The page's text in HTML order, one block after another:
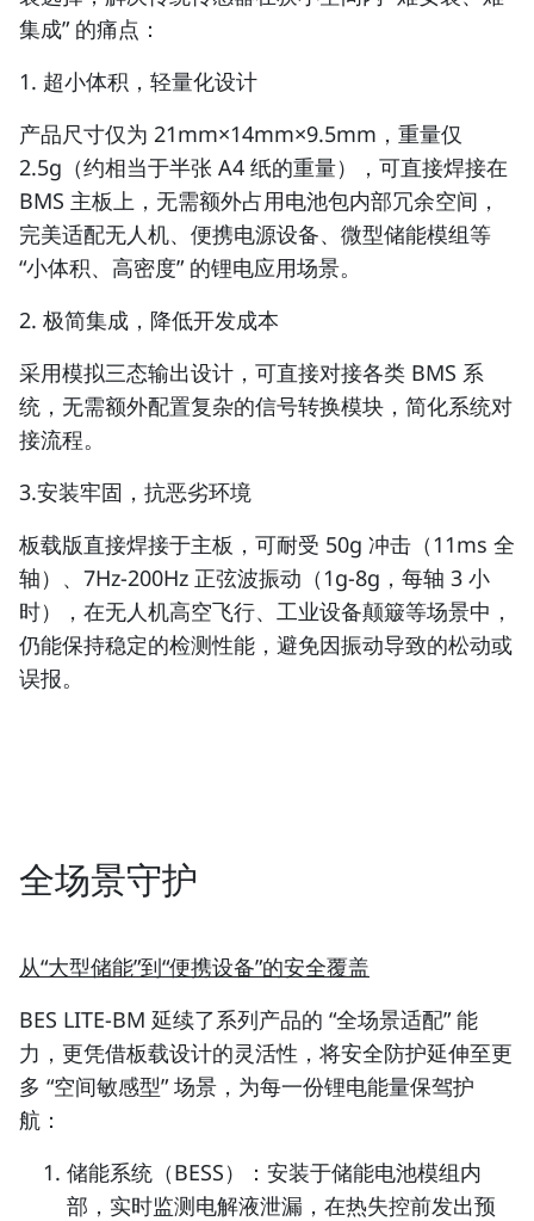
集成” 的痛点：
1. 超小体积，轻量化设计
产品尺寸仅为 21mm×14mm×9.5mm，重量仅
2.5g（约相当于半张 A4 纸的重量），可直接焊接在
BMS 主板上，无需额外占用电池包内部冗余空间，
完美适配无人机、便携电源设备、微型储能模组等
“小体积、高密度” 的锂电应用场景。
2. 极简集成，降低开发成本
采用模拟三态输出设计，可直接对接各类 BMS 系
统，无需额外配置复杂的信号转换模块，简化系统对
接流程。
3.安装牢固，抗恶劣环境
板载版直接焊接于主板，可耐受 50g 冲击（11ms 全
轴）、7Hz-200Hz 正弦波振动（1g-8g，每轴 3 小
时），在无人机高空飞行、工业设备颠簸等场景中，
仍能保持稳定的检测性能，避免因振动导致的松动或
误报。
全场景守护
从“大型储能”到“便携设备”的安全覆盖
BES LITE-BM 延续了系列产品的 “全场景适配” 能
力，更凭借板载设计的灵活性，将安全防护延伸至更
多 “空间敏感型” 场景，为每一份锂电能量保驾护
航：
储能系统（BESS）： 安装于储能电池模组内
部，实时监测电解液泄漏，在热失控前发出预